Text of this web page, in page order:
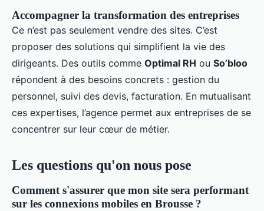
Accompagner la transformation des entreprises
Ce n’est pas seulement vendre des sites. C’est
proposer des solutions qui simplifient la vie des
dirigeants. Des outils comme Optimal RH ou So’bloo
répondent à des besoins concrets : gestion du
personnel, suivi des devis, facturation. En mutualisant
ces expertises, l’agence permet aux entreprises de se
concentrer sur leur cœur de métier.
Les questions qu'on nous pose
Comment s'assurer que mon site sera performant
sur les connexions mobiles en Brousse ?